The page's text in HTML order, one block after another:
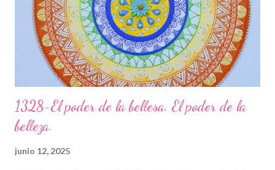
puguis gaudir de tot el potencial meravellós que tens. Agraeix a
la vida tot el que et dóna, sigui b...
1328-El poder de la bellesa. El poder de la
belleza.
junio 12, 2025